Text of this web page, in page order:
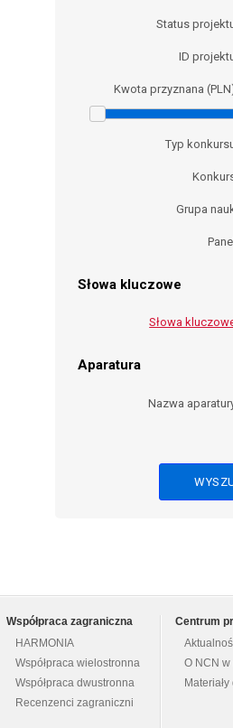
Status
ID
Kwota przyznana
Typ
Grupa
Panel
Słowa kluczowe
Słowa
Aparatura
Nazwa
Współpraca zagraniczna
HARMONIA
Współpraca wielostronna
Współpraca dwustronna
Recenzenci zagraniczni
Centrum
O NCN w